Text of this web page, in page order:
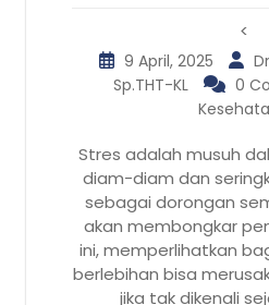
<
9 April, 2025
Sp.THT-KL
0
Stres adalah musuh
diam-diam dan
sebagai dorongan
akan membongkar
ini, memperlihatkan
berlebihan bisa
jika tak dikenali